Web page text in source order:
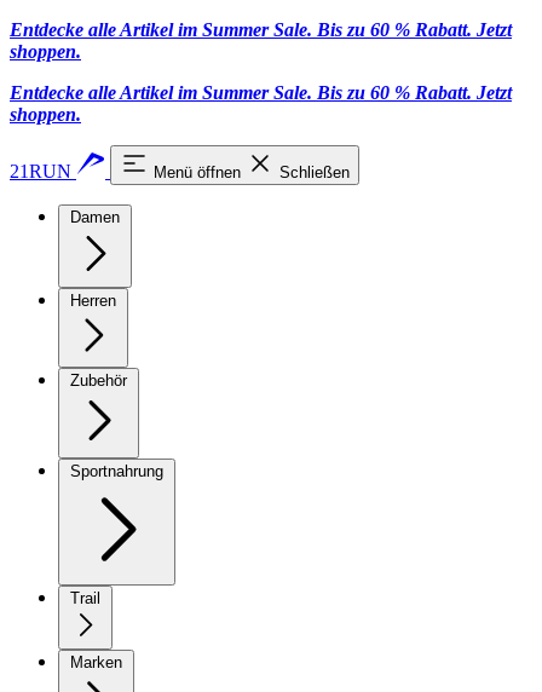
Entdecke alle Artikel im Summer Sale. Bis zu 60 % Rabatt. Jetzt
shoppen.
Entdecke alle Artikel im Summer Sale. Bis zu 60 % Rabatt. Jetzt
shoppen.
21RUN Menü öffnen Schließen
Damen
Herren
Zubehör
Sportnahrung
Trail
Marken